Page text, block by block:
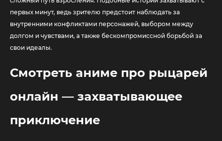
первых минут, ведь зрителю предстоит наблюдать за
внутренними конфликтами персонажей, выбором между
долгом и чувствами, а также бескомпромиссной борьбой за
свои идеалы.
Смотреть аниме про рыцарей
онлайн — захватывающее
приключение